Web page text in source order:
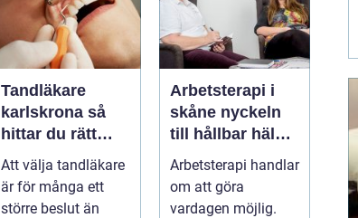
Tandläkare
karlskrona så
hittar du rätt
tandvård nära
dig
Att välja tandläkare
är för många ett
större beslut än
Arbetsterapi i
skåne nyckeln
till hållbar hälsa
och arbete
Arbetsterapi handlar
om att göra
vardagen möjlig.